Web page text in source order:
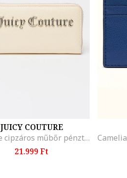
JUICY COUTURE
Jasmine cipzáros műbőr pénztárca, Krémszín
21.999 Ft